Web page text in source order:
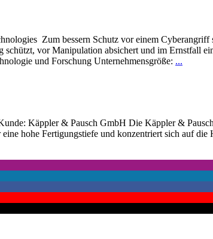
Zum bessern Schutz vor einem
vor Manipulation absichert und im Ernstfall
und Forschung Unternehmensgröße: ...
Käppler & Pausch GmbH Die Käppler &
hohe Fertigungstiefe und konzentriert sich auf